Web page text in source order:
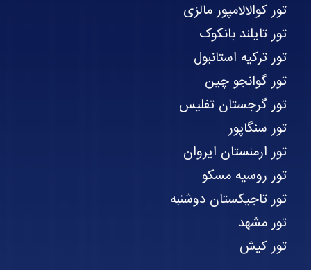
تور کوالالامپور مالزی
تور تایلند بانکوک
تور ترکیه استانبول
تور گوانجو چین
تور گرجستان تفلیس
تور سنگاپور
تور ارمنستان ایروان
تور روسیه مسکو
تور تاجیکستان دوشنبه
تور مشهد
تور کیش